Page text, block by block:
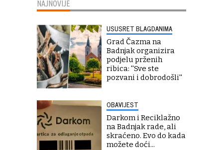
NAJNOVIJE
USUSRET BLAGDANIMA
Grad Čazma na
Badnjak organizira
podjelu prženih
ribica: ''Sve ste
pozvani i dobrodošli''
OBAVIJEST
Darkom i Reciklažno
na Badnjak rade, ali
skraćeno. Evo do kada
možete doći...